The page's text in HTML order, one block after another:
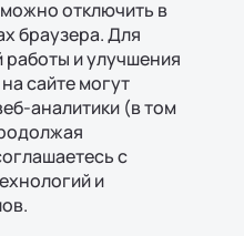
отключить в
браузера. Для
и улучшения
сайте могут
аналитики (в том
с
и